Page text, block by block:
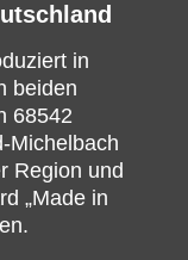
in
beiden
68542
Michelbach
Region und
„Made in